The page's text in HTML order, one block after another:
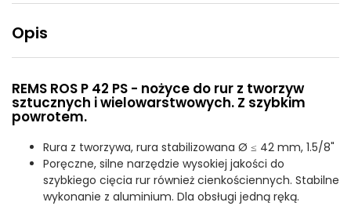
Opis
REMS ROS P 42 PS - nożyce do rur z tworzyw
sztucznych i wielowarstwowych. Z szybkim
powrotem.
Rura z tworzywa, rura stabilizowana Ø ≤ 42 mm, 1.5/8"
Poręczne, silne narzędzie wysokiej jakości do
szybkiego cięcia rur również cienkościennych. Stabilne
wykonanie z aluminium. Dla obsługi jedną ręką.